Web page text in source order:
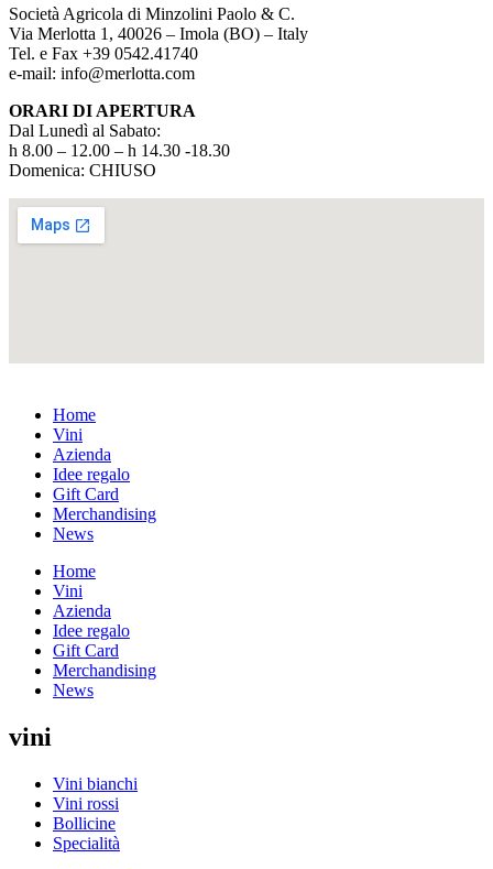
Società Agricola di Minzolini Paolo & C.
Via Merlotta 1, 40026 – Imola (BO) – Italy
Tel. e Fax +39 0542.41740
e-mail: info@merlotta.com
ORARI DI APERTURA
Dal Lunedì al Sabato:
h 8.00 – 12.00 – h 14.30 -18.30
Domenica: CHIUSO
Home
Vini
Azienda
Idee regalo
Gift Card
Merchandising
News
Home
Vini
Azienda
Idee regalo
Gift Card
Merchandising
News
vini
Vini bianchi
Vini rossi
Bollicine
Specialità